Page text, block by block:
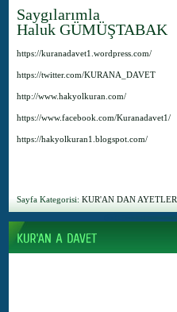
Saygılarımla
Haluk GÜMÜŞTABAK
https://kuranadavet1.wordpress.com/
https://twitter.com/KURANA_DAVET
http://www.hakyolkuran.com/
https://www.facebook.com/Kuranadavet1/
https://hakyolkuran1.blogspot.com/
Sayfa Kategorisi: KUR'AN DAN AYETLER.